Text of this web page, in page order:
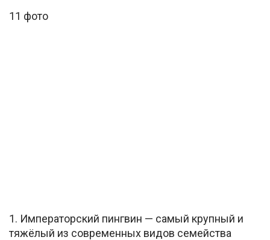
11 фото
1. Императорский пингвин — самый крупный и
тяжёлый из современных видов семейства